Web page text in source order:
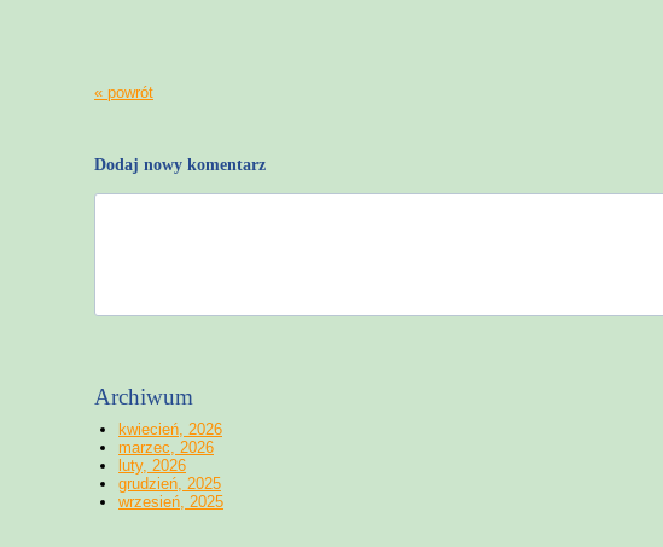
« powrót
Dodaj nowy komentarz
Archiwum
kwiecień, 2026
marzec, 2026
luty, 2026
grudzień, 2025
wrzesień, 2025